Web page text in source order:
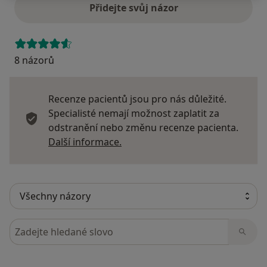
Přidejte svůj názor
8 názorů
Recenze pacientů jsou pro nás důležité.
Specialisté nemají možnost zaplatit za
odstranění nebo změnu recenze pacienta.
Další informace.
Hledejte v názorech